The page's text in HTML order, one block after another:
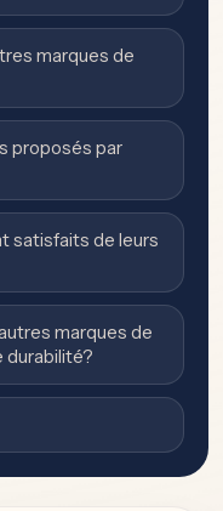
marques de
proposés par
satisfaits de leurs
marques de
durabilité?